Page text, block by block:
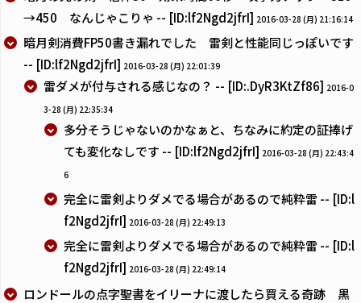
→450 なんじゃこりゃ -- [ID:lf2Ngd2jfrI] 2016-03-28 (月) 21:16:14
暗月剣消費FP50書き漏れでした 雷剣と性能同じっぽいです
-- [ID:lf2Ngd2jfrI] 2016-03-28 (月) 22:01:39
雷ダメが付与される感じなの？ -- [ID:.DyR3KtZf86] 2016-0
3-28 (月) 22:35:34
多分そうじゃないのかなぁと、ちなみに約定の証捧げ
ても変化なしです -- [ID:lf2Ngd2jfrI] 2016-03-28 (月) 22:43:4
6
完全に雷剣よりダメでる場合があるので純粋雷 -- [ID:l
f2Ngd2jfrI] 2016-03-28 (月) 22:49:13
完全に雷剣よりダメでる場合があるので純粋雷 -- [ID:l
f2Ngd2jfrI] 2016-03-28 (月) 22:49:14
ロンドールの点字聖書をイリーナに渡したら買える奇跡 黒